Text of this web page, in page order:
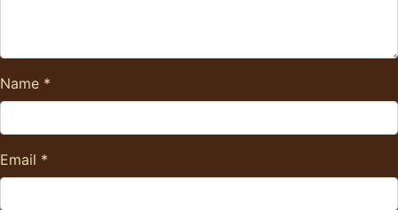
Name *
Email *